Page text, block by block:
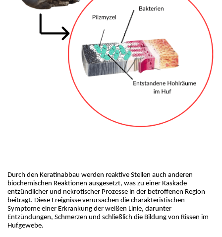
Durch den Keratinabbau werden reaktive Stellen auch anderen
biochemischen Reaktionen ausgesetzt, was zu einer Kaskade
entzündlicher und nekrotischer Prozesse in der betroffenen Region
beiträgt. Diese Ereignisse verursachen die charakteristischen
Symptome einer Erkrankung der weißen Linie, darunter
Entzündungen, Schmerzen und schließlich die Bildung von Rissen im
Hufgewebe.